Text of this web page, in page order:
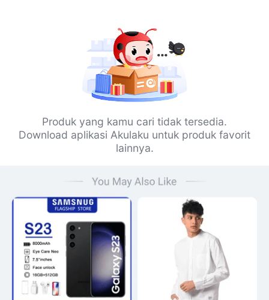
Produk yang kamu cari tidak tersedia.
Download aplikasi Akulaku untuk produk favorit
lainnya.